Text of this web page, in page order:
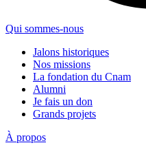
Qui sommes-nous
Jalons historiques
Nos missions
La fondation du Cnam
Alumni
Je fais un don
Grands projets
À propos